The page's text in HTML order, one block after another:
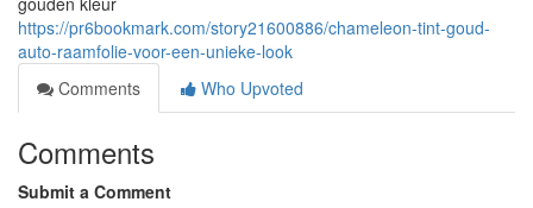
https://pr6bookmark.com/story21600886/chameleon-tint-goud-
auto-raamfolie-voor-een-unieke-look
Comments
Who Upvoted
Comments
Submit a Comment